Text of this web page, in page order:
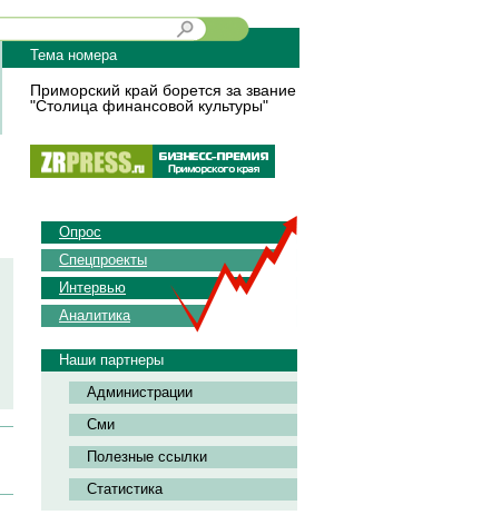
Тема номера
Приморский край борется за звание
"Столица финансовой культуры"
Опрос
Спецпроекты
Интервью
Аналитика
Наши партнеры
Администрации
Сми
Полезные ссылки
Статистика